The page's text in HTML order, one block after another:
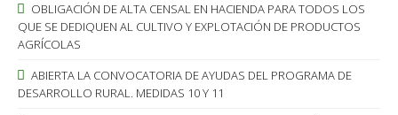
OBLIGACIÓN DE ALTA CENSAL EN HACIENDA PARA TODOS LOS
QUE SE DEDIQUEN AL CULTIVO Y EXPLOTACIÓN DE PRODUCTOS
AGRÍCOLAS
ABIERTA LA CONVOCATORIA DE AYUDAS DEL PROGRAMA DE
DESARROLLO RURAL. MEDIDAS 10 Y 11